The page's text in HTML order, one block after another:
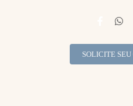
SOLICITE